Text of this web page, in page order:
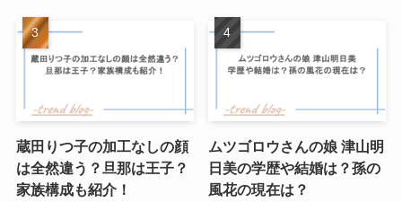
蔵田りつ子の加工なしの顔
は全然違う？旦那は王子？
家族構成も紹介！
ムツゴロウさんの娘 津山明
日美の学歴や結婚は？孫の
風花の現在は？